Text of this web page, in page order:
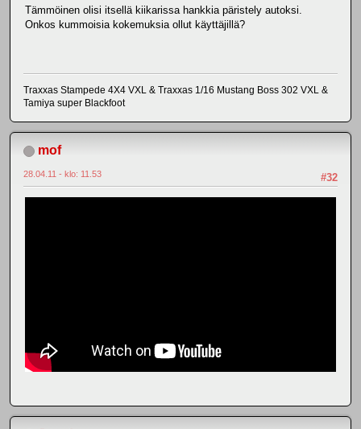
Tämmöinen olisi itsellä kiikarissa hankkia päristely autoksi.
Onkos kummoisia kokemuksia ollut käyttäjillä?
Traxxas Stampede 4X4 VXL & Traxxas 1/16 Mustang Boss 302 VXL &
Tamiya super Blackfoot
mof
#32
28.04.11 - klo: 11.53